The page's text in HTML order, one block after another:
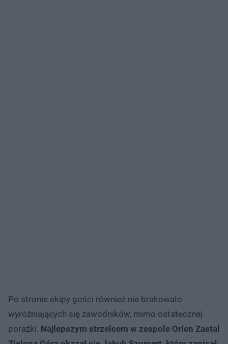
Po stronie ekipy gości również nie brakowało
wyróżniających się zawodników, mimo ostatecznej
porażki. Najlepszym strzelcem w zespole Orlen Zastal